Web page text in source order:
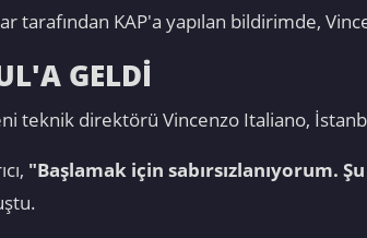
tarafından KAP'a yapılan bildirimde,
GELDİ
teknik direktörü Vincenzo Italiano,
"Başlamak için sabırsızlanıyorum.